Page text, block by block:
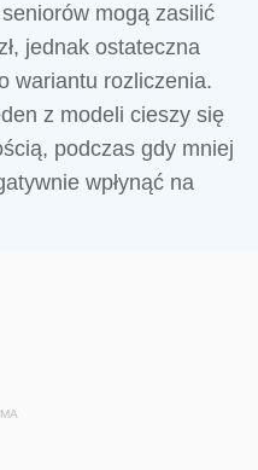
mogą zasilić
jednak ostateczna
wariantu rozliczenia.
z modeli cieszy się
podczas gdy mniej
wpłynąć na